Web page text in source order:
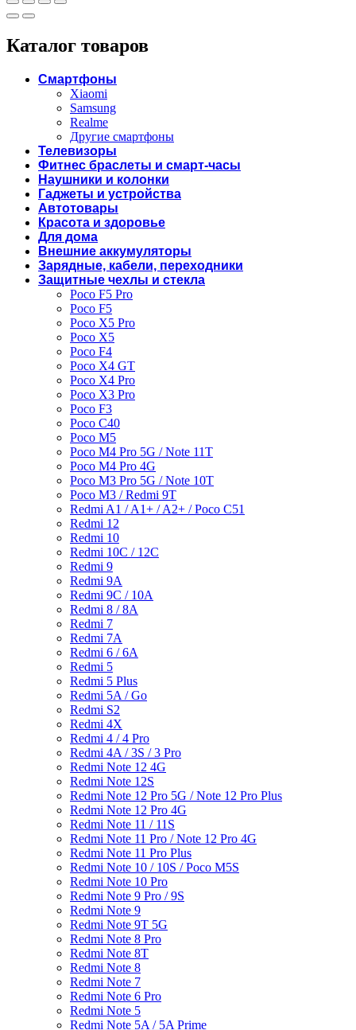
Каталог товаров
Смартфоны
Xiaomi
Samsung
Realme
Другие смартфоны
Телевизоры
Фитнес браслеты и смарт-часы
Наушники и колонки
Гаджеты и устройства
Автотовары
Красота и здоровье
Для дома
Внешние аккумуляторы
Зарядные, кабели, переходники
Защитные чехлы и стекла
Poco F5 Pro
Poco F5
Poco X5 Pro
Poco X5
Poco F4
Poco X4 GT
Poco X4 Pro
Poco X3 Pro
Poco F3
Poco C40
Poco M5
Poco M4 Pro 5G / Note 11T
Poco M4 Pro 4G
Poco M3 Pro 5G / Note 10T
Poco M3 / Redmi 9T
Redmi A1 / A1+ / A2+ / Poco C51
Redmi 12
Redmi 10
Redmi 10C / 12C
Redmi 9
Redmi 9A
Redmi 9C / 10A
Redmi 8 / 8A
Redmi 7
Redmi 7A
Redmi 6 / 6A
Redmi 5
Redmi 5 Plus
Redmi 5A / Go
Redmi S2
Redmi 4X
Redmi 4 / 4 Pro
Redmi 4A / 3S / 3 Pro
Redmi Note 12 4G
Redmi Note 12S
Redmi Note 12 Pro 5G / Note 12 Pro Plus
Redmi Note 12 Pro 4G
Redmi Note 11 / 11S
Redmi Note 11 Pro / Note 12 Pro 4G
Redmi Note 11 Pro Plus
Redmi Note 10 / 10S / Poco M5S
Redmi Note 10 Pro
Redmi Note 9 Pro / 9S
Redmi Note 9
Redmi Note 9T 5G
Redmi Note 8 Pro
Redmi Note 8T
Redmi Note 8
Redmi Note 7
Redmi Note 6 Pro
Redmi Note 5
Redmi Note 5A / 5A Prime